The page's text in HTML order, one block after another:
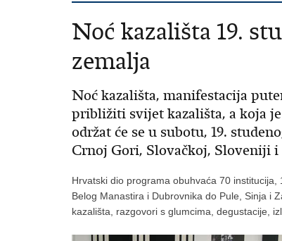
Noć kazališta 19.
zemalja
Noć kazališta, manifestacija
približiti svijet kazališta, a koja
održat će se u subotu, 19.
Crnoj Gori, Slovačkoj, Sloveniji
Hrvatski dio programa obuhvaća 70
Belog Manastira i Dubrovnika do Pule, Sinja i
kazališta, razgovori s glumcima, degustacije,